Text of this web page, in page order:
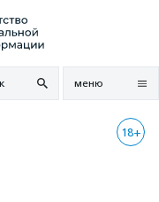
меню
18+